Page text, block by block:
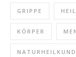
GRIPPE
KÖRPER